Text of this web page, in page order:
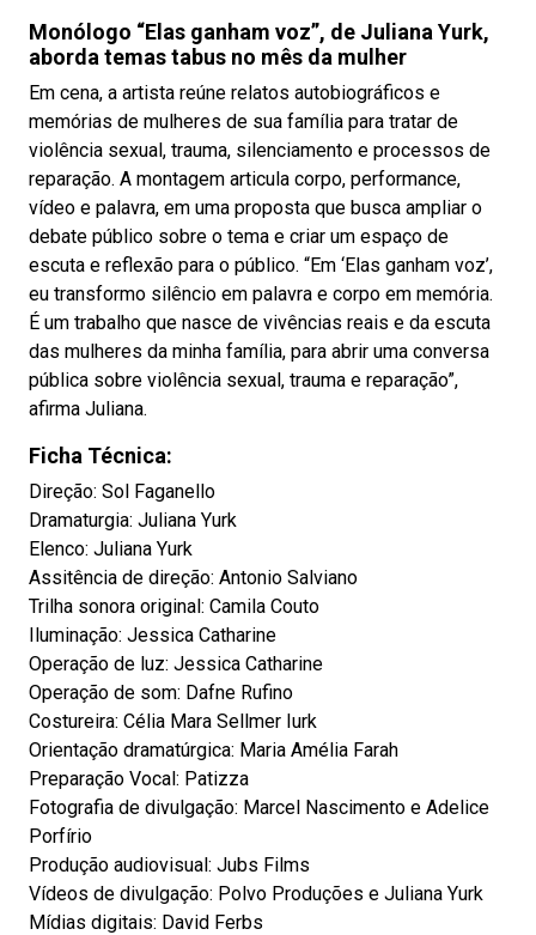
Monólogo “Elas ganham voz”, de Juliana Yurk,
aborda temas tabus no mês da mulher
Em cena, a artista reúne relatos autobiográficos e
memórias de mulheres de sua família para tratar de
violência sexual, trauma, silenciamento e processos de
reparação. A montagem articula corpo, performance,
vídeo e palavra, em uma proposta que busca ampliar o
debate público sobre o tema e criar um espaço de
escuta e reflexão para o público. “Em ‘Elas ganham voz’,
eu transformo silêncio em palavra e corpo em memória.
É um trabalho que nasce de vivências reais e da escuta
das mulheres da minha família, para abrir uma conversa
pública sobre violência sexual, trauma e reparação”,
afirma Juliana.
Ficha Técnica:
Direção: Sol Faganello
Dramaturgia: Juliana Yurk
Elenco: Juliana Yurk
Assitência de direção: Antonio Salviano
Trilha sonora original: Camila Couto
Iluminação: Jessica Catharine
Operação de luz: Jessica Catharine
Operação de som: Dafne Rufino
Costureira: Célia Mara Sellmer Iurk
Orientação dramatúrgica: Maria Amélia Farah
Preparação Vocal: Patizza
Fotografia de divulgação: Marcel Nascimento e Adelice
Porfírio
Produção audiovisual: Jubs Films
Vídeos de divulgação: Polvo Produções e Juliana Yurk
Mídias digitais: David Ferbs